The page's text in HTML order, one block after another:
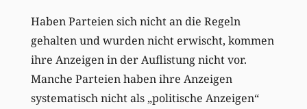
Haben Parteien sich nicht an die Regeln
gehalten und wurden nicht erwischt, kommen
ihre Anzeigen in der Auflistung nicht vor.
Manche Parteien haben ihre Anzeigen
systematisch nicht als „politische Anzeigen“